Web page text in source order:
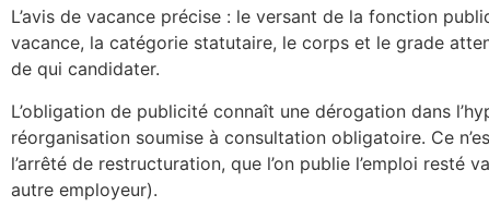
L’avis de vacance précise : le versant de la fonction
vacance, la catégorie statutaire, le corps et le grade
de qui candidater.
L’obligation de publicité connaît une dérogation dans
réorganisation soumise à consultation obligatoire. Ce
l’arrêté de restructuration, que l’on publie l’emploi resté
autre employeur).